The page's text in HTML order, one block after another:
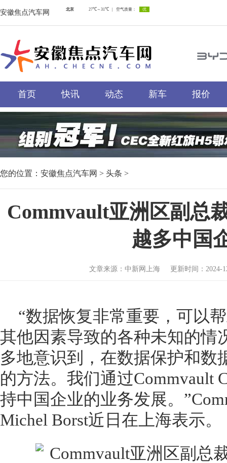
安徽焦点汽车网
首页 快讯 动态 新车 报价
您的位置： 安徽焦点汽车网 > 头条 >
Commvault亚洲区副总
越多中国
文章来源：中新网上海 更新时间：2024-
“数据恢复非常重要，可以
其他因素导致的各种未知的情
多地意识到，在数据保护和数
的方法。我们通过Commvault
持中国企业的业务发展。
Michel Borst近日在上海表示。